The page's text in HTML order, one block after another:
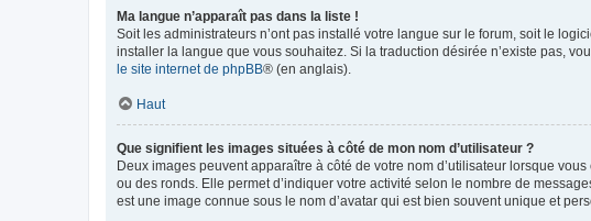
Ma langue n’apparaît pas dans la liste !
Soit les administrateurs n’ont pas installé votre langue sur le forum, soit le
installer la langue que vous souhaitez. Si la traduction désirée n’existe pas,
le site internet de phpBB® (en anglais).
Haut
Que signifient les images situées à côté de mon nom d’utilisateur ?
Deux images peuvent apparaître à côté de votre nom d’utilisateur lorsque
ou des ronds. Elle permet d’indiquer votre activité selon le nombre de
est une image connue sous le nom d’avatar qui est bien souvent unique et